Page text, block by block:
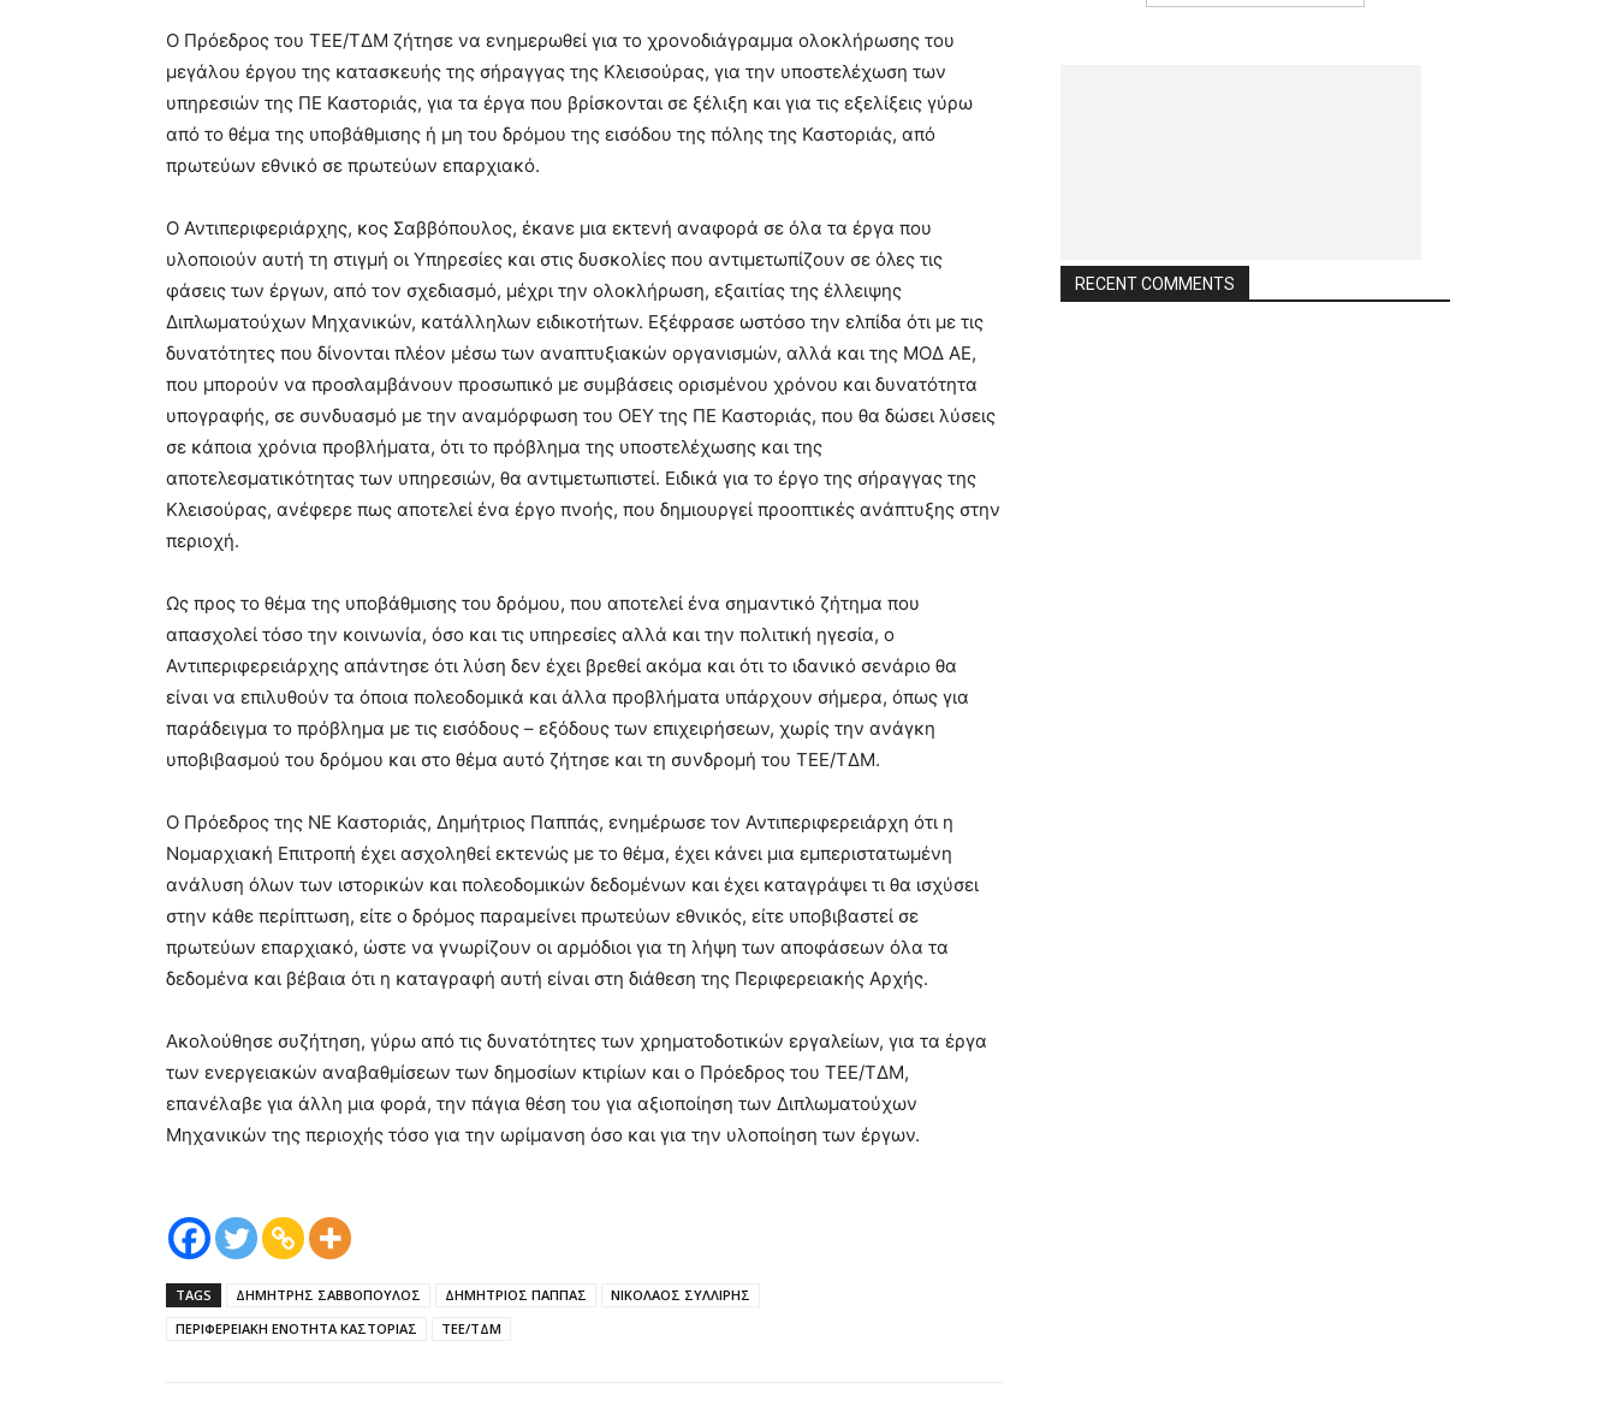
Ο Πρόεδρος του ΤΕΕ/ΤΔΜ ζήτησε να ενημερωθεί για το χρονοδιάγραμμα ολοκλήρωσης του
μεγάλου έργου της κατασκευής της σήραγγας της Κλεισούρας, για την υποστελέχωση των
υπηρεσιών της ΠΕ Καστοριάς, για τα έργα που βρίσκονται σε ξέλιξη και για τις εξελίξεις γύρω
από το θέμα της υποβάθμισης ή μη του δρόμου της εισόδου της πόλης της Καστοριάς, από
πρωτεύων εθνικό σε πρωτεύων επαρχιακό.
Ο Αντιπεριφεριάρχης, κος Σαββόπουλος, έκανε μια εκτενή αναφορά σε όλα τα έργα που
υλοποιούν αυτή τη στιγμή οι Υπηρεσίες και στις δυσκολίες που αντιμετωπίζουν σε όλες τις
φάσεις των έργων, από τον σχεδιασμό, μέχρι την ολοκλήρωση, εξαιτίας της έλλειψης
Διπλωματούχων Μηχανικών, κατάλληλων ειδικοτήτων. Εξέφρασε ωστόσο την ελπίδα ότι με τις
δυνατότητες που δίνονται πλέον μέσω των αναπτυξιακών οργανισμών, αλλά και της ΜΟΔ ΑΕ,
που μπορούν να προσλαμβάνουν προσωπικό με συμβάσεις ορισμένου χρόνου και δυνατότητα
υπογραφής, σε συνδυασμό με την αναμόρφωση του ΟΕΥ της ΠΕ Καστοριάς, που θα δώσει λύσεις
σε κάποια χρόνια προβλήματα, ότι το πρόβλημα της υποστελέχωσης και της
αποτελεσματικότητας των υπηρεσιών, θα αντιμετωπιστεί. Ειδικά για το έργο της σήραγγας της
Κλεισούρας, ανέφερε πως αποτελεί ένα έργο πνοής, που δημιουργεί προοπτικές ανάπτυξης στην
περιοχή.
Ως προς το θέμα της υποβάθμισης του δρόμου, που αποτελεί ένα σημαντικό ζήτημα που
απασχολεί τόσο την κοινωνία, όσο και τις υπηρεσίες αλλά και την πολιτική ηγεσία, ο
Αντιπεριφερειάρχης απάντησε ότι λύση δεν έχει βρεθεί ακόμα και ότι το ιδανικό σενάριο θα
είναι να επιλυθούν τα όποια πολεοδομικά και άλλα προβλήματα υπάρχουν σήμερα, όπως για
παράδειγμα το πρόβλημα με τις εισόδους – εξόδους των επιχειρήσεων, χωρίς την ανάγκη
υποβιβασμού του δρόμου και στο θέμα αυτό ζήτησε και τη συνδρομή του ΤΕΕ/ΤΔΜ.
Ο Πρόεδρος της ΝΕ Καστοριάς, Δημήτριος Παππάς, ενημέρωσε τον Αντιπεριφερειάρχη ότι η
Νομαρχιακή Επιτροπή έχει ασχοληθεί εκτενώς με το θέμα, έχει κάνει μια εμπεριστατωμένη
ανάλυση όλων των ιστορικών και πολεοδομικών δεδομένων και έχει καταγράψει τι θα ισχύσει
στην κάθε περίπτωση, είτε ο δρόμος παραμείνει πρωτεύων εθνικός, είτε υποβιβαστεί σε
πρωτεύων επαρχιακό, ώστε να γνωρίζουν οι αρμόδιοι για τη λήψη των αποφάσεων όλα τα
δεδομένα και βέβαια ότι η καταγραφή αυτή είναι στη διάθεση της Περιφερειακής Αρχής.
Ακολούθησε συζήτηση, γύρω από τις δυνατότητες των χρηματοδοτικών εργαλείων, για τα έργα
των ενεργειακών αναβαθμίσεων των δημοσίων κτιρίων και ο Πρόεδρος του ΤΕΕ/ΤΔΜ,
επανέλαβε για άλλη μια φορά, την πάγια θέση του για αξιοποίηση των Διπλωματούχων
Μηχανικών της περιοχής τόσο για την ωρίμανση όσο και για την υλοποίηση των έργων.
TAGS ΔΗΜΗΤΡΗΣ ΣΑΒΒΟΠΟΥΛΟΣ ΔΗΜΗΤΡΙΟΣ ΠΑΠΠΑΣ
ΝΙΚΟΛΑΟΣ ΣΥΛΛΙΡΗΣ
ΠΕΡΙΦΕΡΕΙΑΚΗ ΕΝΟΤΗΤΑ ΚΑΣΤΟΡΙΑΣ
ΤΕΕ/ΤΔΜ
RECENT COMMENTS